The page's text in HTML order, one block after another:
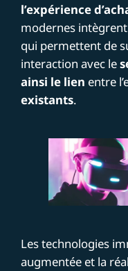
l’expérience
modernes
qui permettent de
interaction avec le
ainsi le lien entre
existants.
Les technologies
augmentée et la